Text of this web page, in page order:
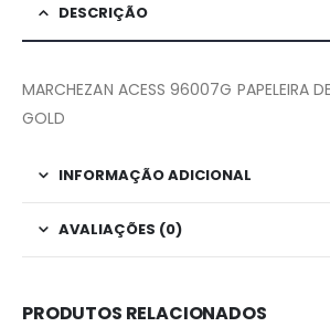
DESCRIÇÃO
MARCHEZAN ACESS 96007G PAPELEIRA
GOLD
INFORMAÇÃO ADICIONAL
AVALIAÇÕES (0)
PRODUTOS RELACIONADOS